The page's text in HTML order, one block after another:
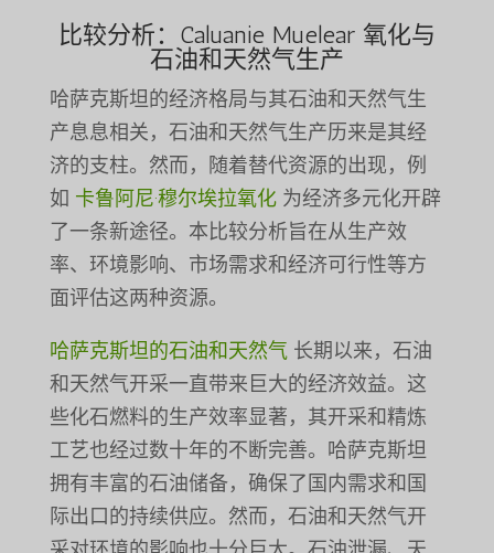
比较分析：Caluanie Muelear 氧化与
石油和天然气生产
哈萨克斯坦的经济格局与其石油和天然气生
产息息相关，石油和天然气生产历来是其经
济的支柱。然而，随着替代资源的出现，例
如 卡鲁阿尼·穆尔埃拉氧化为经济多元化开辟
了一条新途径。本比较分析旨在从生产效
率、环境影响、市场需求和经济可行性等方
面评估这两种资源。
哈萨克斯坦的石油和天然气长期以来，石油
和天然气开采一直带来巨大的经济效益。这
些化石燃料的生产效率显著，其开采和精炼
工艺也经过数十年的不断完善。哈萨克斯坦
拥有丰富的石油储备，确保了国内需求和国
际出口的持续供应。然而，石油和天然气开